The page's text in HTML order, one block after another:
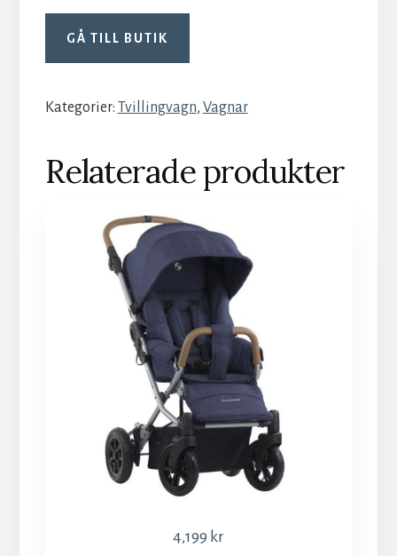
GÅ TILL BUTIK
Kategorier: Tvillingvagn, Vagnar
Relaterade produkter
4,199 kr